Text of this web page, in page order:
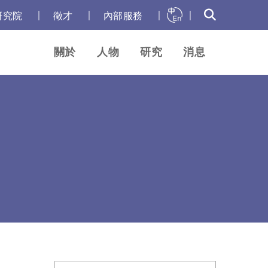
究院 徵才 內部服務
關於 人物 研究 消息